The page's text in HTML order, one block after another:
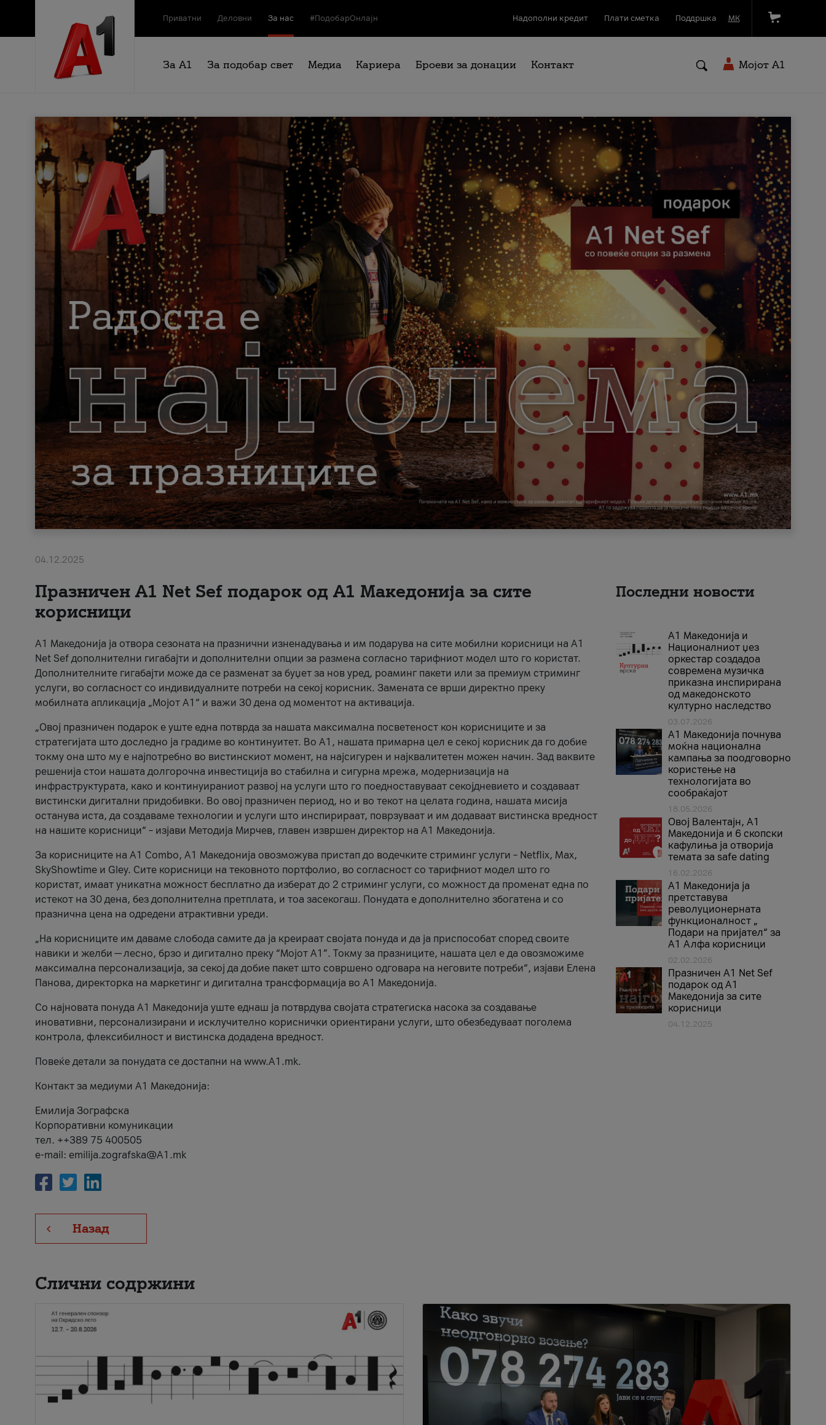
Приватни Деловни За нас #ПодобарОнлајн Надополни кредит Плати сметка Поддршка МК
За А1 За подобар свет Медиа Кариера Броеви за донации Контакт Мојот A1
04.12.2025
Празничен A1 Net Sеf подарок од А1 Македонија за сите
корисници
А1 Македонија ја отвора сезоната на празнични изненадувања и им подарува на сите мобилни корисници на A1
Net Sef дополнителни гигабајти и дополнителни опции за размена согласно тарифниот модел што го користат.
Дополнителните гигабајти може да се разменат за буџет за нов уред, роаминг пакети или за премиум стриминг
услуги, во согласност со индивидуалните потреби на секој корисник. Замената се врши директно преку
мобилната апликација „Мојот А1“ и важи 30 дена од моментот на активација.
„Овој празничен подарок е уште една потврда за нашата максимална посветеност кон корисниците и за
стратегијата што доследно ја градиме во континуитет. Во А1, нашата примарна цел е секој корисник да го добие
токму она што му е најпотребно во вистинскиот момент, на најсигурен и најквалитетен можен начин. Зад ваквите
решенија стои нашата долгорочна инвестиција во стабилна и сигурна мрежа, модернизација на
инфраструктурата, како и континуираниот развој на услуги што го поедноставуваат секојдневието и создаваат
вистински дигитални придобивки. Во овој празничен период, но и во текот на целата година, нашата мисија
останува иста, да создаваме технологии и услуги што инспирираат, поврзуваат и им додаваат вистинска вредност
на нашите корисници“ – изјави Методија Мирчев, главен извршен директор на А1 Македонија.
За корисниците на A1 Combo, А1 Македонија овозможува пристап до водечките стриминг услуги – Netflix, Max,
SkyShowtime и Gley. Сите корисници на тековното портфолио, во согласност со тарифниот модел што го
користат, имаат уникатна можност бесплатно да изберат до 2 стриминг услуги, со можност да променат една по
истекот на 30 дена, без дополнителна претплата, и тоа засекогаш. Понудата е дополнително збогатена и со
празнична цена на одредени атрактивни уреди.
„На корисниците им даваме слобода самите да ја креираат својата понуда и да ја приспособат според своите
навики и желби — лесно, брзо и дигитално преку “Мојот А1”. Токму за празниците, нашата цел е да овозможиме
максимална персонализација, за секој да добие пакет што совршено одговара на неговите потреби“, изјави Елена
Панова, директорка на маркетинг и дигитална трансформација во А1 Македонија.
Со најновата понуда А1 Македонија уште еднаш ја потврдува својата стратегиска насока за создавање
иновативни, персонализирани и исклучително кориснички ориентирани услуги, што обезбедуваат поголема
контрола, флексибилност и вистинска додадена вредност.
Повеќе детали за понудата се достапни на www.А1.mk.
Контакт за медиуми А1 Македонија:
Емилија Зографска
Корпоративни комуникации
тел. ++389 75 400505
e-mail: emilija.zografska@A1.mk
Назад
Последни новости
А1 Македонија и
Националниот џез
оркестар создадоа
современа музичка
приказна инспирирана
од македонското
културно наследство
03.07.2026
A1 Македонија почнува
моќна национална
кампања за поодговорно
користење на
технологијата во
сообраќајот
18.05.2026
Овој Валентајн, A1
Македонија и 6 скопски
кафулиња ја отворија
темата за safe dating
16.02.2026
А1 Македонија ја
претставува
револуционерната
функционалност „
Подари на пријател“ за
А1 Алфа корисници
02.02.2026
Празничен A1 Net Sеf
подарок од А1
Македонија за сите
корисници
04.12.2025
Слични содржини